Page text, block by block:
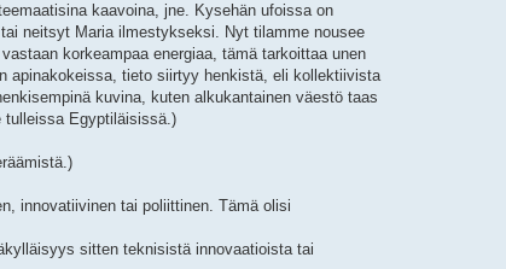
kaavoina, jne. Kysehän ufoissa on
neitsyt Maria ilmestykseksi. Nyt tilamme nousee
korkeampaa energiaa, tämä tarkoittaa unen
apinakokeissa, tieto siirtyy henkistä, eli kollektiivista
kuvina, kuten alkukantainen väestö taas
tulleissa Egyptiläisissä.)
innovatiivinen tai poliittinen. Tämä olisi
sitten teknisistä innovaatioista tai